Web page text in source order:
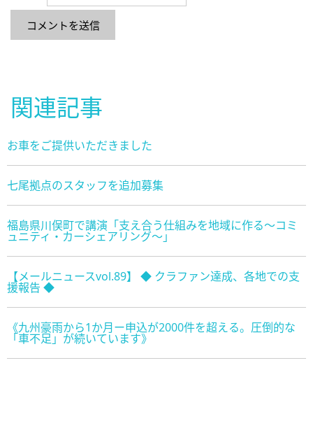
関連記事
お車をご提供いただきました
七尾拠点のスタッフを追加募集
福島県川俣町で講演「支え合う仕組みを地域に作る～コミ
ュニティ・カーシェアリング～」
【メールニュースvol.89】 ◆ クラファン達成、各地での支
援報告 ◆
《九州豪雨から1か月ー申込が2000件を超える。圧倒的な
「車不足」が続いています》